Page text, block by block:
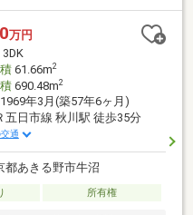
万円
3DK
61.66m2
690.48m2
1969年3月(築57年6ヶ月)
五日市線 秋川駅 徒歩35分
通
都あきる野市牛沼
所有権